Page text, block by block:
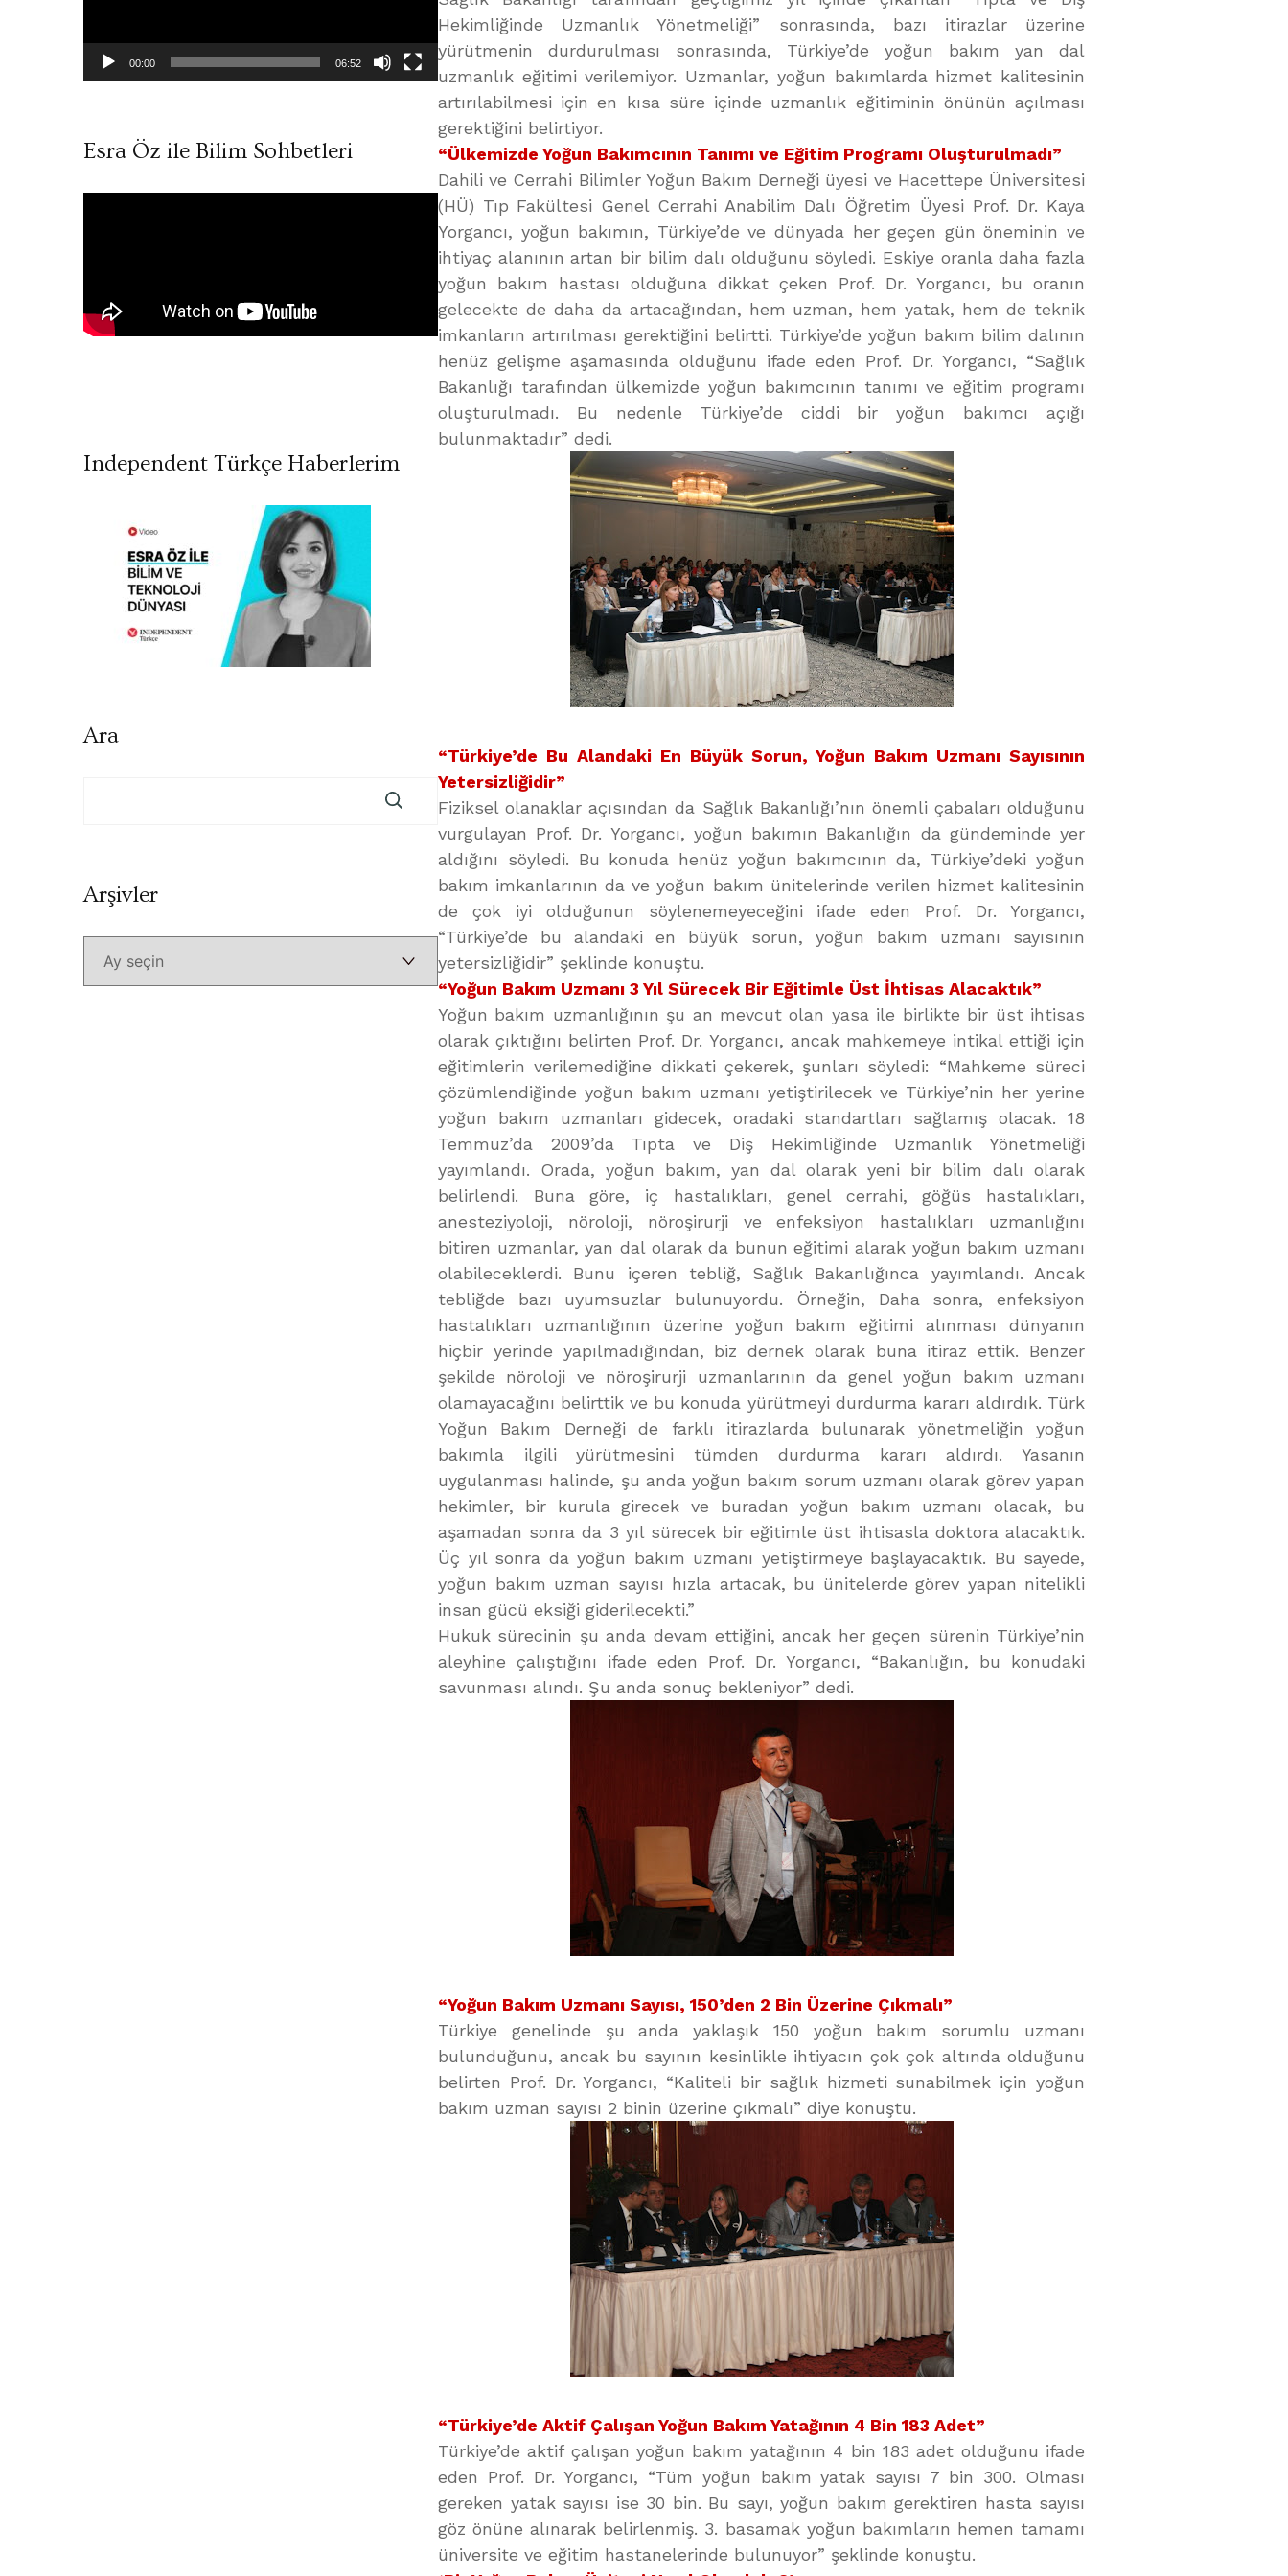
Hekimliğinde Uzmanlık Yönetmeliği” sonrasında, bazı itirazlar üzerine
yürütmenin durdurulması sonrasında, Türkiye’de yoğun bakım yan dal
uzmanlık eğitimi verilemiyor. Uzmanlar, yoğun bakımlarda hizmet kalitesinin
artırılabilmesi için en kısa süre içinde uzmanlık eğitiminin önünün açılması
gerektiğini belirtiyor.
“Ülkemizde Yoğun Bakımcının Tanımı ve Eğitim Programı Oluşturulmadı”
Dahili ve Cerrahi Bilimler Yoğun Bakım Derneği üyesi ve Hacettepe Üniversitesi
(HÜ) Tıp Fakültesi Genel Cerrahi Anabilim Dalı Öğretim Üyesi Prof. Dr. Kaya
Yorgancı, yoğun bakımın, Türkiye’de ve dünyada her geçen gün öneminin ve
ihtiyaç alanının artan bir bilim dalı olduğunu söyledi. Eskiye oranla daha fazla
yoğun bakım hastası olduğuna dikkat çeken Prof. Dr. Yorgancı, bu oranın
gelecekte de daha da artacağından, hem uzman, hem yatak, hem de teknik
imkanların artırılması gerektiğini belirtti. Türkiye’de yoğun bakım bilim dalının
henüz gelişme aşamasında olduğunu ifade eden Prof. Dr. Yorgancı, “Sağlık
Bakanlığı tarafından ülkemizde yoğun bakımcının tanımı ve eğitim programı
oluşturulmadı. Bu nedenle Türkiye’de ciddi bir yoğun bakımcı açığı
bulunmaktadır” dedi.
“Türkiye’de Bu Alandaki En Büyük Sorun, Yoğun Bakım Uzmanı Sayısının
Yetersizliğidir”
Fiziksel olanaklar açısından da Sağlık Bakanlığı’nın önemli çabaları olduğunu
vurgulayan Prof. Dr. Yorgancı, yoğun bakımın Bakanlığın da gündeminde yer
aldığını söyledi. Bu konuda henüz yoğun bakımcının da, Türkiye’deki yoğun
bakım imkanlarının da ve yoğun bakım ünitelerinde verilen hizmet kalitesinin
de çok iyi olduğunun söylenemeyeceğini ifade eden Prof. Dr. Yorgancı,
“Türkiye’de bu alandaki en büyük sorun, yoğun bakım uzmanı sayısının
yetersizliğidir” şeklinde konuştu.
“Yoğun Bakım Uzmanı 3 Yıl Sürecek Bir Eğitimle Üst İhtisas Alacaktık”
Yoğun bakım uzmanlığının şu an mevcut olan yasa ile birlikte bir üst ihtisas
olarak çıktığını belirten Prof. Dr. Yorgancı, ancak mahkemeye intikal ettiği için
eğitimlerin verilemediğine dikkati çekerek, şunları söyledi: “Mahkeme süreci
çözümlendiğinde yoğun bakım uzmanı yetiştirilecek ve Türkiye’nin her yerine
yoğun bakım uzmanları gidecek, oradaki standartları sağlamış olacak. 18
Temmuz’da 2009’da Tıpta ve Diş Hekimliğinde Uzmanlık Yönetmeliği
yayımlandı. Orada, yoğun bakım, yan dal olarak yeni bir bilim dalı olarak
belirlendi. Buna göre, iç hastalıkları, genel cerrahi, göğüs hastalıkları,
anesteziyoloji, nöroloji, nöroşirurji ve enfeksiyon hastalıkları uzmanlığını
bitiren uzmanlar, yan dal olarak da bunun eğitimi alarak yoğun bakım uzmanı
olabileceklerdi. Bunu içeren tebliğ, Sağlık Bakanlığınca yayımlandı. Ancak
tebliğde bazı uyumsuzlar bulunuyordu. Örneğin, Daha sonra, enfeksiyon
hastalıkları uzmanlığının üzerine yoğun bakım eğitimi alınması dünyanın
hiçbir yerinde yapılmadığından, biz dernek olarak buna itiraz ettik. Benzer
şekilde nöroloji ve nöroşirurji uzmanlarının da genel yoğun bakım uzmanı
olamayacağını belirttik ve bu konuda yürütmeyi durdurma kararı aldırdık. Türk
Yoğun Bakım Derneği de farklı itirazlarda bulunarak yönetmeliğin yoğun
bakımla ilgili yürütmesini tümden durdurma kararı aldırdı. Yasanın
uygulanması halinde, şu anda yoğun bakım sorum uzmanı olarak görev yapan
hekimler, bir kurula girecek ve buradan yoğun bakım uzmanı olacak, bu
aşamadan sonra da 3 yıl sürecek bir eğitimle üst ihtisasla doktora alacaktık.
Üç yıl sonra da yoğun bakım uzmanı yetiştirmeye başlayacaktık. Bu sayede,
yoğun bakım uzman sayısı hızla artacak, bu ünitelerde görev yapan nitelikli
insan gücü eksiği giderilecekti.”
Hukuk sürecinin şu anda devam ettiğini, ancak her geçen sürenin Türkiye’nin
aleyhine çalıştığını ifade eden Prof. Dr. Yorgancı, “Bakanlığın, bu konudaki
savunması alındı. Şu anda sonuç bekleniyor” dedi.
“Yoğun Bakım Uzmanı Sayısı, 150’den 2 Bin Üzerine Çıkmalı”
Türkiye genelinde şu anda yaklaşık 150 yoğun bakım sorumlu uzmanı
bulunduğunu, ancak bu sayının kesinlikle ihtiyacın çok çok altında olduğunu
belirten Prof. Dr. Yorgancı, “Kaliteli bir sağlık hizmeti sunabilmek için yoğun
bakım uzman sayısı 2 binin üzerine çıkmalı” diye konuştu.
“Türkiye’de Aktif Çalışan Yoğun Bakım Yatağının 4 Bin 183 Adet”
Türkiye’de aktif çalışan yoğun bakım yatağının 4 bin 183 adet olduğunu ifade
eden Prof. Dr. Yorgancı, “Tüm yoğun bakım yatak sayısı 7 bin 300. Olması
gereken yatak sayısı ise 30 bin. Bu sayı, yoğun bakım gerektiren hasta sayısı
göz önüne alınarak belirlenmiş. 3. basamak yoğun bakımların hemen tamamı
üniversite ve eğitim hastanelerinde bulunuyor” şeklinde konuştu.
00:00 06:52
Esra Öz ile Bilim Sohbetleri
Independent Türkçe Haberlerim
Ara
ArşivlerArşivler